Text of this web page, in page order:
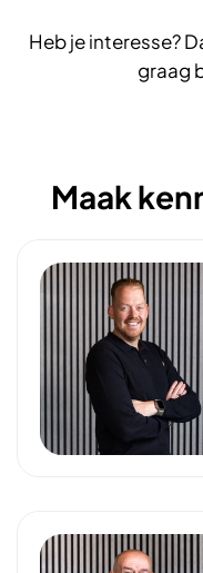
Heb je interesse?
graag
Maak